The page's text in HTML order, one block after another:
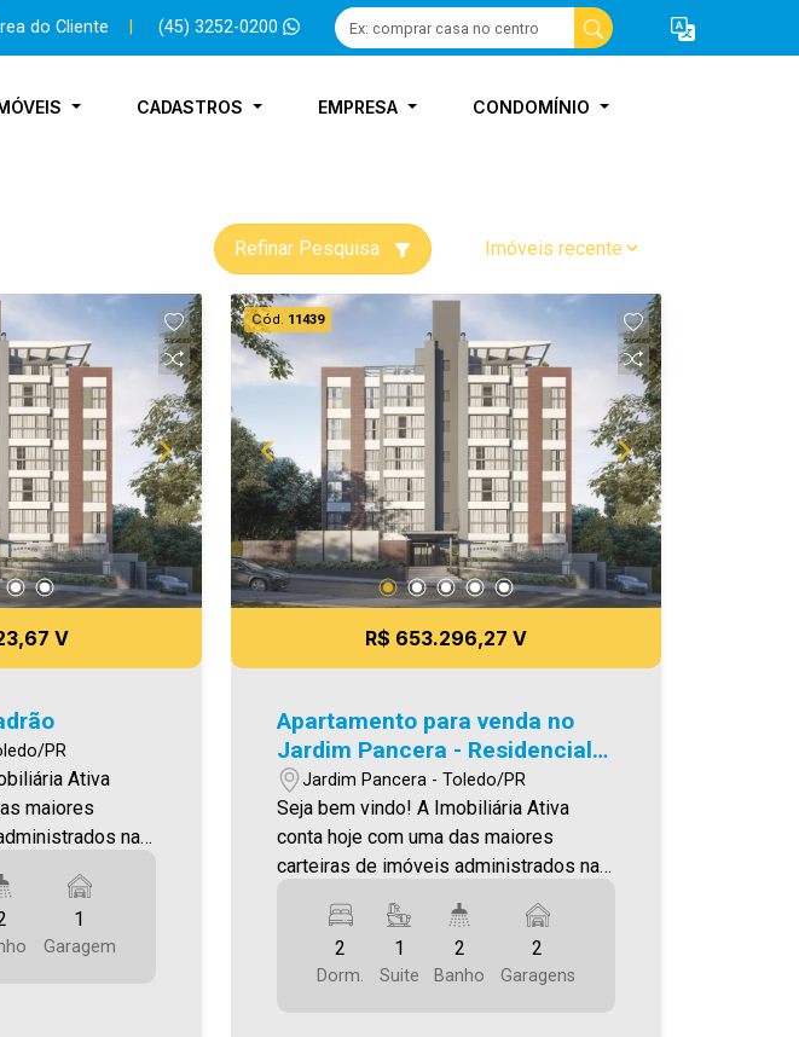
do Cliente (45) 3252-0200
CADASTROS EMPRESA CONDOMÍNIO
Refinar Pesquisa
V
PR
maiores
na
de nossas
1
Garagem
Cód. 11439
R$ 653.296,27 V
Apartamento para venda no
Jardim Pancera - Residencial
Tramonto
Jardim Pancera - Toledo/PR
Seja bem vindo! A Imobiliária Ativa
conta hoje com uma das maiores
carteiras de imóveis administrados na
venda. Confira mais uma de nossas
opções! Apartamento Localizado no
Jardim Pancera. O Imóvel conta com: -
2
Dorm.
1
Suite
2
Banho
2
Garagens